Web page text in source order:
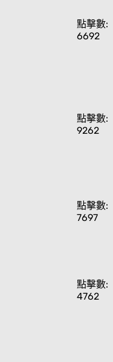
點擊數:
6692
點擊數:
9262
點擊數:
7697
點擊數:
4762